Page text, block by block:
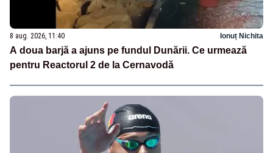
8 aug. 2026, 11:40 Ionuț Nichita
A doua barjă a ajuns pe fundul Dunării. Ce urmează
pentru Reactorul 2 de la Cernavodă